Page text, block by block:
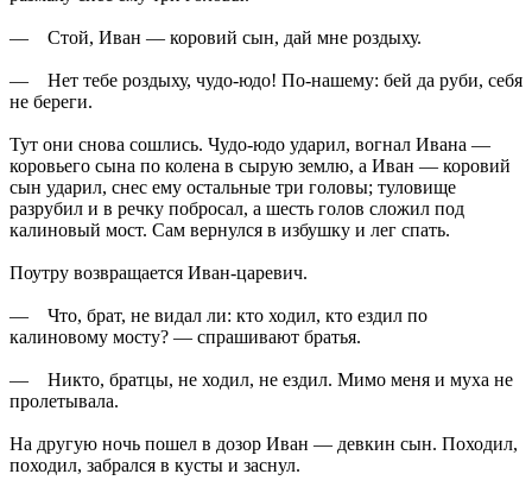
— Стой, Иван — коровий сын, дай мне роздыху.
— Нет тебе роздыху, чудо-юдо! По-нашему: бей да руби, себя
не береги.
Тут они снова сошлись. Чудо-юдо ударил, вогнал Ивана —
коровьего сына по колена в сырую землю, а Иван — коровий
сын ударил, снес ему остальные три головы; туловище
разрубил и в речку побросал, а шесть голов сложил под
калиновый мост. Сам вернулся в избушку и лег спать.
Поутру возвращается Иван-царевич.
— Что, брат, не видал ли: кто ходил, кто ездил по
калиновому мосту? — спрашивают братья.
— Никто, братцы, не ходил, не ездил. Мимо меня и муха не
пролетывала.
На другую ночь пошел в дозор Иван — девкин сын. Походил,
походил, забрался в кусты и заснул.